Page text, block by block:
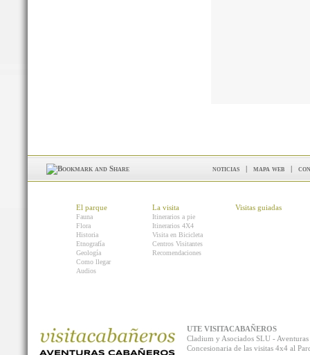
noticias | mapa web |
El parque
Fauna
Flora
Historia
Etnografía
Geología
Como llegar
Audios
La visita
Itinerarios a pie
Itinerarios 4X4
Visita en Bicicleta
Centros Visitantes
Recomendaciones
Visitas guiadas
UTE VISITACABAÑEROS
Cladium y Asociados SLU -
Concesionaria de las visitas 4x4 al